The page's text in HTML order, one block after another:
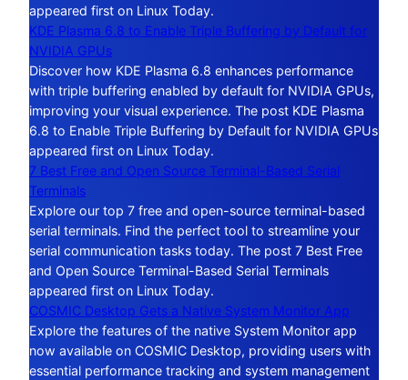
appeared first on Linux Today.
KDE Plasma 6.8 to Enable Triple Buffering by Default for
NVIDIA GPUs
Discover how KDE Plasma 6.8 enhances performance
with triple buffering enabled by default for NVIDIA GPUs,
improving your visual experience. The post KDE Plasma
6.8 to Enable Triple Buffering by Default for NVIDIA GPUs
appeared first on Linux Today.
7 Best Free and Open Source Terminal-Based Serial
Terminals
Explore our top 7 free and open-source terminal-based
serial terminals. Find the perfect tool to streamline your
serial communication tasks today. The post 7 Best Free
and Open Source Terminal-Based Serial Terminals
appeared first on Linux Today.
COSMIC Desktop Gets a Native System Monitor App
Explore the features of the native System Monitor app
now available on COSMIC Desktop, providing users with
essential performance tracking and system management